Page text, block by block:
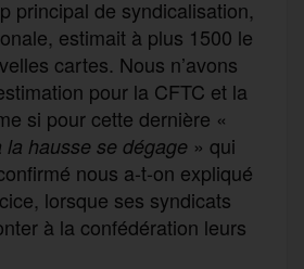
principal de syndicalisation,
estimait à plus 1500 le
cartes. Nous n’avons
pour la CFTC et la
si pour cette dernière «
la hausse se dégage » qui
nous a-t-on expliqué
lorsque ses syndicats
à la confédération leurs